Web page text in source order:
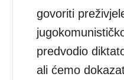
govoriti
predvodio
ali ćemo